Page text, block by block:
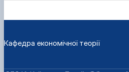
Кафедра економічної теорії